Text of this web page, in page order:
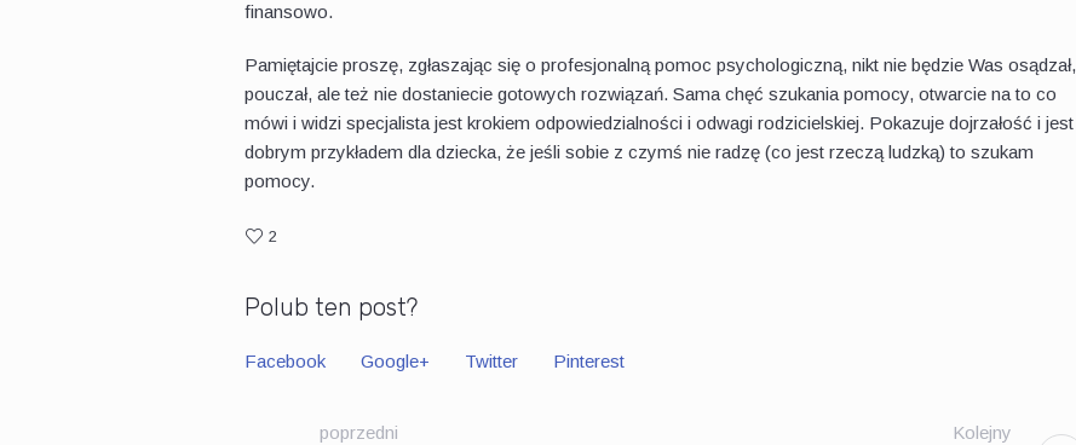
finansowo.
Pamiętajcie proszę, zgłaszając się o profesjonalną pomoc psychologiczną, nikt nie będzie Was osądzał,
pouczał, ale też nie dostaniecie gotowych rozwiązań. Sama chęć szukania pomocy, otwarcie na to co
mówi i widzi specjalista jest krokiem odpowiedzialności i odwagi rodzicielskiej. Pokazuje dojrzałość i jest
dobrym przykładem dla dziecka, że jeśli sobie z czymś nie radzę (co jest rzeczą ludzką) to szukam
pomocy.
2
Polub ten post?
Facebook Google+ Twitter Pinterest
poprzedni Kolejny